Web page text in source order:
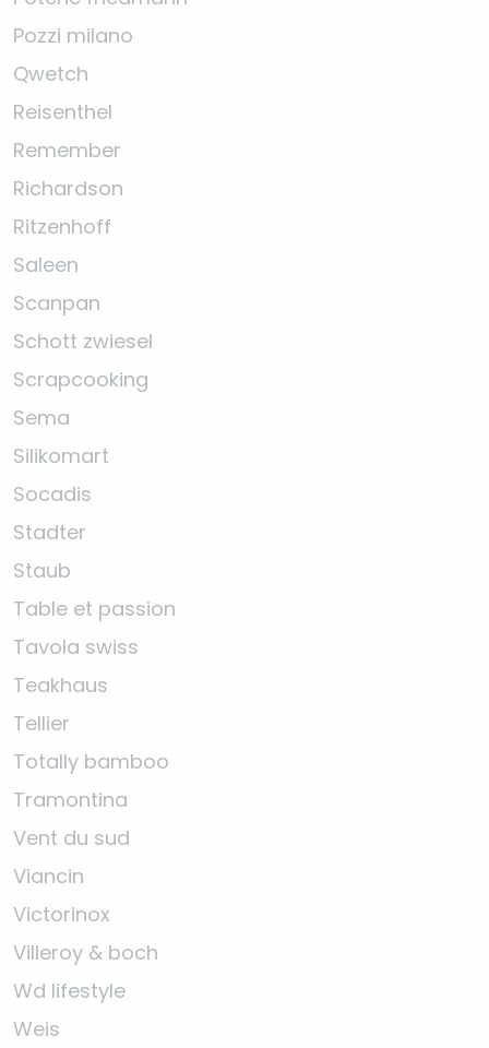
Pozzi milano
Qwetch
Reisenthel
Remember
Richardson
Ritzenhoff
Saleen
Scanpan
Schott zwiesel
Scrapcooking
Sema
Silikomart
Socadis
Stadter
Staub
Table et passion
Tavola swiss
Teakhaus
Tellier
Totally bamboo
Tramontina
Vent du sud
Viancin
Victorinox
Villeroy & boch
Wd lifestyle
Weis